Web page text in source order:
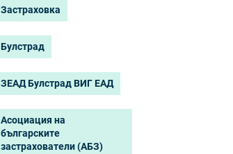
Застраховка
Булстрад
ЗЕАД Булстрад ВИГ ЕАД
Асоциация на
българските
застрахователи (АБЗ)